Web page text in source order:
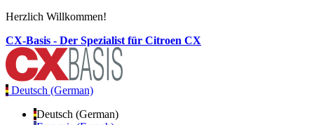
Herzlich Willkommen!
CX-Basis - Der Spezialist für Citroen CX
Deutsch (German)
Deutsch (German)